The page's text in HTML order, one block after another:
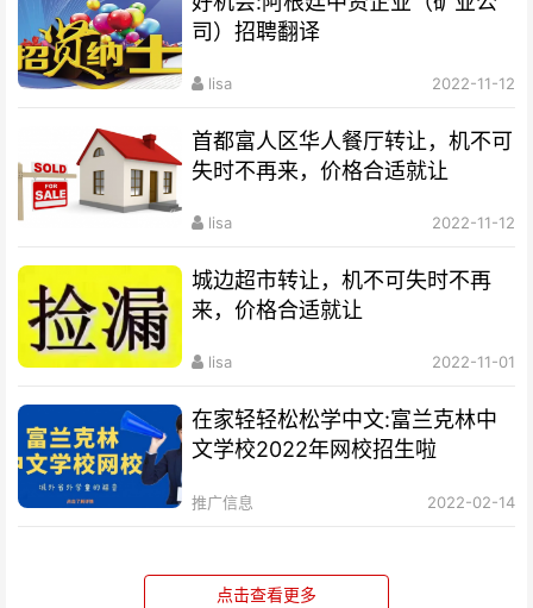
司）招聘翻译
lisa 2022-11-12
首都富人区华人餐厅转让，机不可
失时不再来，价格合适就让
lisa 2022-11-12
城边超市转让，机不可失时不再
来，价格合适就让
lisa 2022-11-01
在家轻轻松松学中文:富兰克林中
文学校2022年网校招生啦
推广信息 2022-02-14
点击查看更多